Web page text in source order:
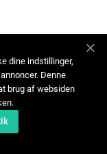
dine indstillinger,
Denne
brug af websiden